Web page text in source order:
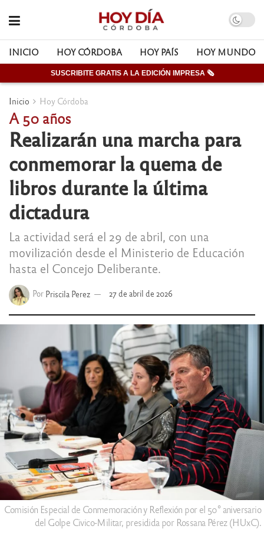
INICIO HOY CÓRDOBA HOY PAÍS HOY MUNDO
SUSCRIBITE GRATIS A LA EDICIÓN IMPRESA 🗞
Inicio Hoy Córdoba
A 50 años
Realizarán una marcha para
conmemorar la quema de
libros durante la última
dictadura
La actividad será el 29 de abril, con una
movilización desde el Ministerio de Educación
hasta el Concejo Deliberante.
Por Priscila Perez 27 de abril de 2026
Comisión Especial de Conmemoración y Reflexión por el 50° aniversario
del Golpe Civico-Militar, presidida por Rossana Pérez (HUxC).